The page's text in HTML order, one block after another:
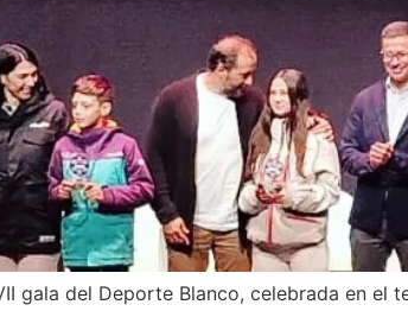
gala del Deporte Blanco, celebrada en el